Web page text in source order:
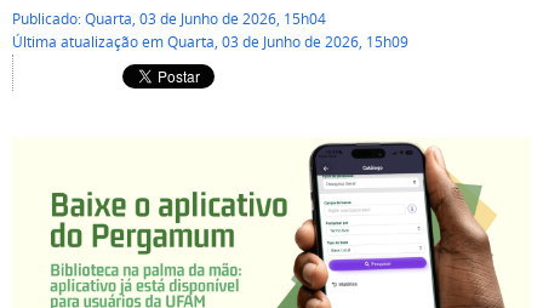
Publicado: Quarta, 03 de Junho de 2026, 15h04
Última atualização em Quarta, 03 de Junho de 2026, 15h09